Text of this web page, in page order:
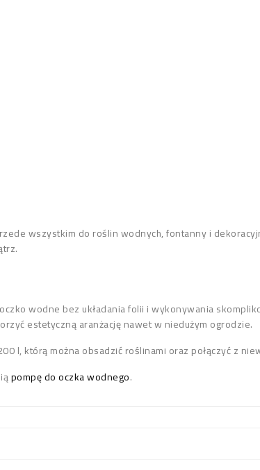
wszystkim do roślin wodnych, fontanny i
wodne bez układania folii i wykonywania
estetyczną aranżację nawet w niedużym ogrodzie.
l, którą można obsadzić roślinami oraz połączyć z
pompę do oczka wodnego.